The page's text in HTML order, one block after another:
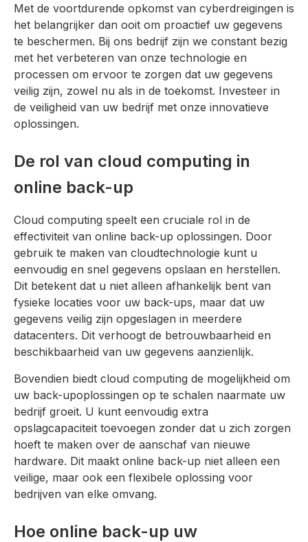
Met de voortdurende opkomst van cyberdreigingen is
het belangrijker dan ooit om proactief uw gegevens
te beschermen. Bij ons bedrijf zijn we constant bezig
met het verbeteren van onze technologie en
processen om ervoor te zorgen dat uw gegevens
veilig zijn, zowel nu als in de toekomst. Investeer in
de veiligheid van uw bedrijf met onze innovatieve
oplossingen.
De rol van cloud computing in
online back-up
Cloud computing speelt een cruciale rol in de
effectiviteit van online back-up oplossingen. Door
gebruik te maken van cloudtechnologie kunt u
eenvoudig en snel gegevens opslaan en herstellen.
Dit betekent dat u niet alleen afhankelijk bent van
fysieke locaties voor uw back-ups, maar dat uw
gegevens veilig zijn opgeslagen in meerdere
datacenters. Dit verhoogt de betrouwbaarheid en
beschikbaarheid van uw gegevens aanzienlijk.
Bovendien biedt cloud computing de mogelijkheid om
uw back-upoplossingen op te schalen naarmate uw
bedrijf groeit. U kunt eenvoudig extra
opslagcapaciteit toevoegen zonder dat u zich zorgen
hoeft te maken over de aanschaf van nieuwe
hardware. Dit maakt online back-up niet alleen een
veilige, maar ook een flexibele oplossing voor
bedrijven van elke omvang.
Hoe online back-up uw